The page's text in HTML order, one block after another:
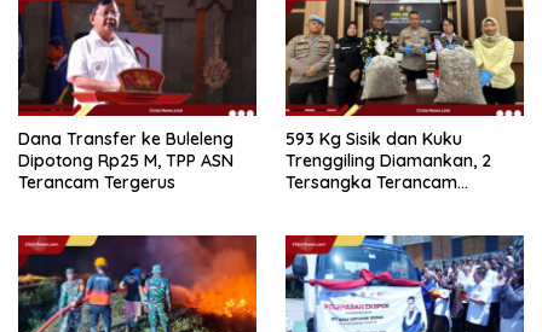
Dana Transfer ke Buleleng
Dipotong Rp25 M, TPP ASN
Terancam Tergerus
593 Kg Sisik dan Kuku
Trenggiling Diamankan, 2
Tersangka Terancam